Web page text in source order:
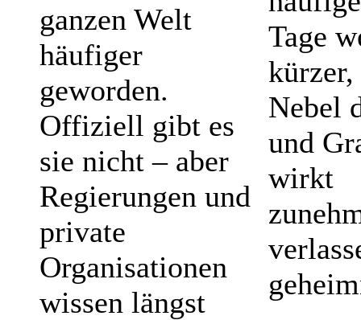
ganzen Welt
häufiger
geworden.
Offiziell gibt es
sie nicht – aber
Regierungen und
private
Organisationen
wissen längst
Tage
kürzer,
Nebel
und
wirkt